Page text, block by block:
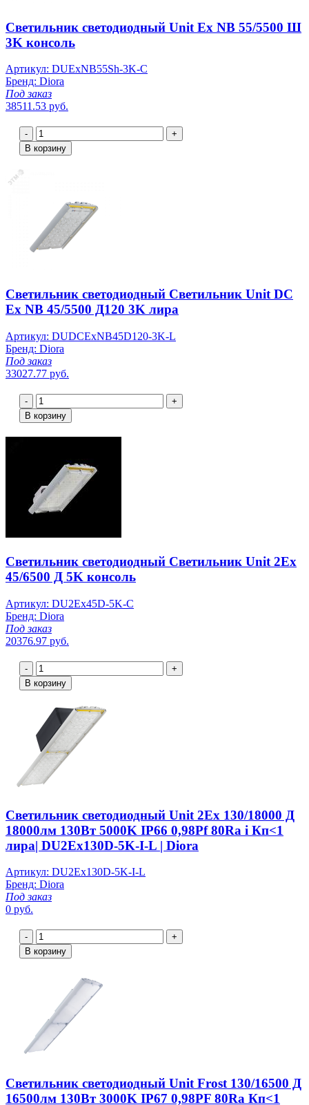
Светильник светодиодный Unit Ex NB 55/5500 Ш
3K консоль
Артикул: DUExNB55Sh-3K-C
Бренд: Diora
Под заказ
38511.53 руб.
-
+
В корзину
Светильник светодиодный Светильник Unit DC
Ex NB 45/5500 Д120 3K лира
Артикул: DUDCExNB45D120-3K-L
Бренд: Diora
Под заказ
33027.77 руб.
-
+
В корзину
Светильник светодиодный Светильник Unit 2Ex
45/6500 Д 5K консоль
Артикул: DU2Ex45D-5K-C
Бренд: Diora
Под заказ
20376.97 руб.
-
+
В корзину
Светильник светодиодный Unit 2Ex 130/18000 Д
18000лм 130Вт 5000K IP66 0,98Pf 80Ra i Кп<1
лира| DU2Ex130D-5K-I-L | Diora
Артикул: DU2Ex130D-5K-I-L
Бренд: Diora
Под заказ
0 руб.
-
+
В корзину
Светильник светодиодный Unit Frost 130/16500 Д
16500лм 130Вт 3000K IP67 0,98PF 80Ra Кп<1